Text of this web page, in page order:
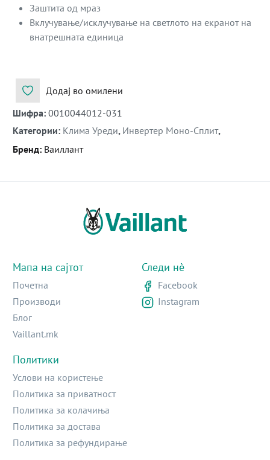
Заштита од мраз
Вклучување/исклучување на светлото на екранот на
внатрешната единица
Додај во омилени
Шифра: 0010044012-031
Категории: Клима Уреди, Инвертер Моно-Сплит,
Бренд: Ваиллант
Мапа на сајтот
Почетна
Производи
Блог
Vaillant.mk
Политики
Услови на користење
Политика за приватност
Политика за колачиња
Политика за достава
Политика за рефундирање
Следи нè
Facebook
Instagram